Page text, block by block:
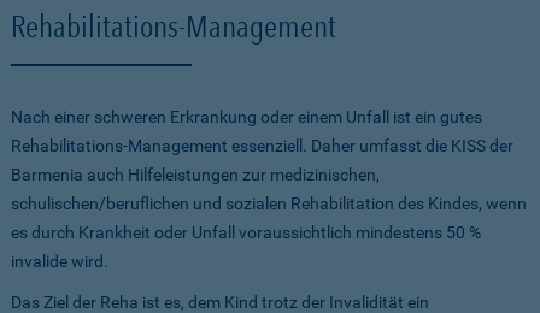
Rehabilitations-Management
Nach einer schweren Erkrankung oder einem Unfall ist ein gutes
Rehabilitations-Management essenziell. Daher umfasst die KISS der
Barmenia auch Hilfeleistungen zur medizinischen,
schulischen/beruflichen und sozialen Rehabilitation des Kindes, wenn
es durch Krankheit oder Unfall voraussichtlich mindestens 50 %
invalide wird.
Das Ziel der Reha ist es, dem Kind trotz der Invalidität ein